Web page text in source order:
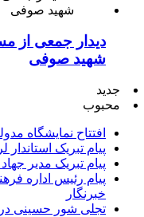
دیدار جمعی از
شهید صوفی
جدید
محبوب
افتتاح نمایشگاه
پیام تبریک
پیام تبریک مدیر
پیام رئیس اداره
خبرنگار
تجلی شور حسینی در